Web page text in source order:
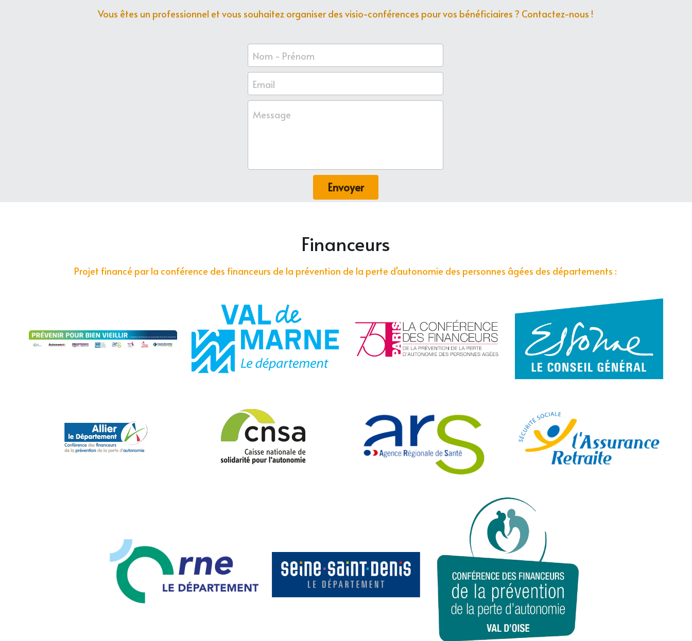
Vous êtes un professionnel et vous souhaitez organiser des visio-conférences pour vos bénéficiaires ? Contactez-nous !
Nom - Prénom
Email
Message
Envoyer
Financeurs
Projet financé par la conférence des financeurs de la prévention de la perte d'autonomie des personnes âgées des départements :